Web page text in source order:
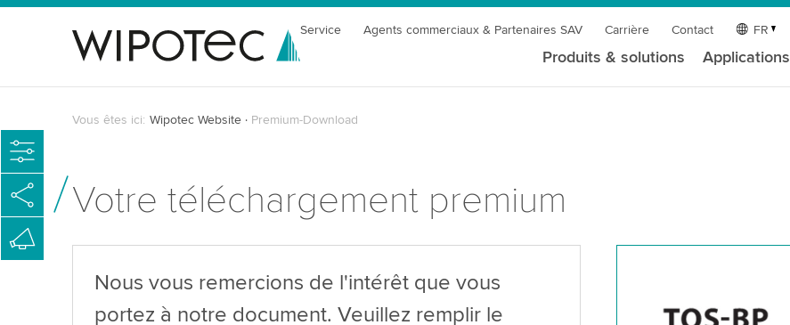
Service Agents commerciaux & Partenaires SAV Carrière Contact FR
Produits & solutions Applications
Vous êtes ici: Wipotec Website Premium-Download
Votre téléchargement premium
Nous vous remercions de l'intérêt que vous
portez à notre document. Veuillez remplir le